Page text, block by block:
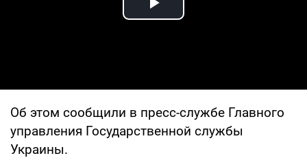
Play Video
Об этом сообщили в пресс-службе Главного
управления Государственной службы
Украины.